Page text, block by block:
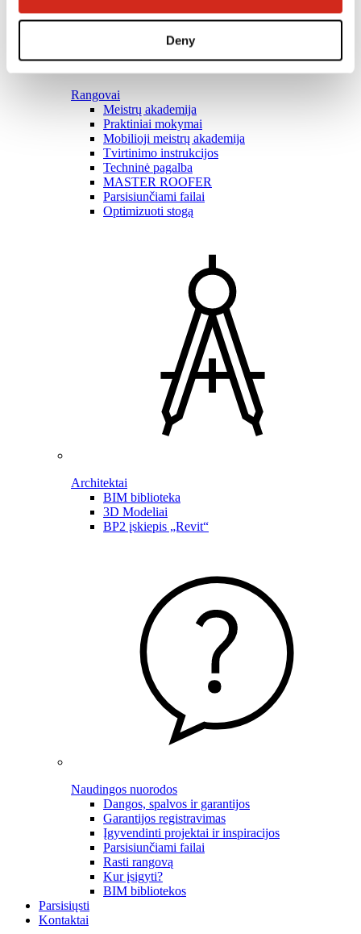
Deny
Rangovai
Meistrų akademija
Praktiniai mokymai
Mobilioji meistrų akademija
Tvirtinimo instrukcijos
Techninė pagalba
MASTER ROOFER
Parsisiunčiami failai
Optimizuoti stogą
Architektai
BIM biblioteka
3D Modeliai
BP2 įskiepis „Revit“
Naudingos nuorodos
Dangos, spalvos ir garantijos
Garantijos registravimas
Įgyvendinti projektai ir inspiracijos
Parsisiunčiami failai
Rasti rangovą
Kur įsigyti?
BIM bibliotekos
Parsisiųsti
Kontaktai